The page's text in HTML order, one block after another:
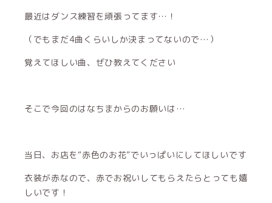
最近はダンス練習を頑張ってます…！
（でもまだ4曲くらいしか決まってないので…）
覚えてほしい曲、ぜひ教えてください
そこで今回のはなちまからのお願いは…
当日、お店を“赤色のお花”でいっぱいにしてほしいです
衣装が赤なので、赤でお祝いしてもらえたらとっても嬉
しいです！